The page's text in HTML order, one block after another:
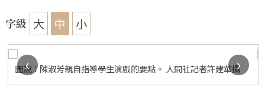
字級 大 中 小
圖說：陳淑芳親自指導學生演戲的要點。 人間社記者許建華攝
‹
›